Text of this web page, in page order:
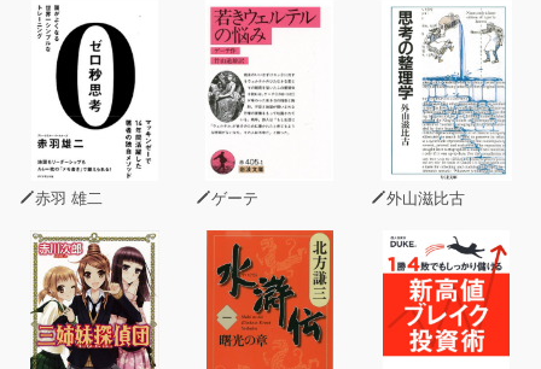
桜木信也
水島愛美
仲村かおり
赤羽 雄二 ゲーテ 外山滋比古